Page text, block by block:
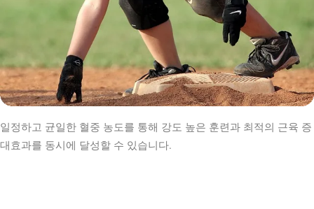
일정하고 균일한 혈중 농도를 통해 강도 높은 훈련과 최적의 근육 증
대효과를 동시에 달성할 수 있습니다.